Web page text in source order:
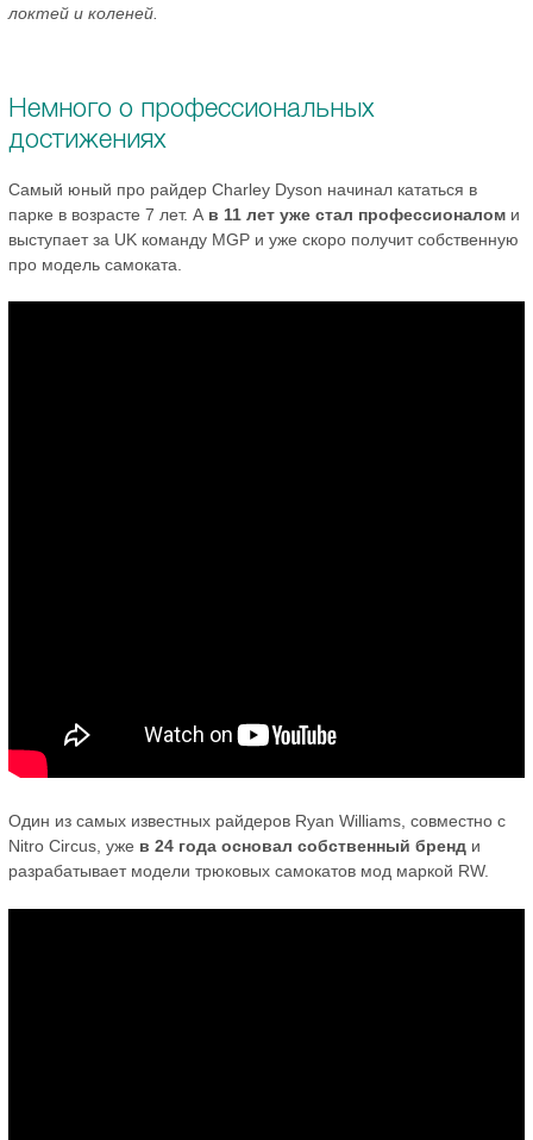
локтей и коленей.
Немного о профессиональных
достижениях
Самый юный про райдер Charley Dyson начинал кататься в
парке в возрасте 7 лет. А в 11 лет уже стал профессионалом и
выступает за UK команду MGP и уже скоро получит собственную
про модель самоката.
Один из самых известных райдеров Ryan Williams, совместно с
Nitro Circus, уже в 24 года основал собственный бренд и
разрабатывает модели трюковых самокатов мод маркой RW.